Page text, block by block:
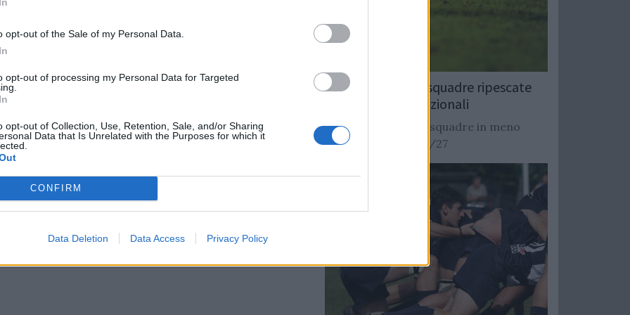
opt-out of the Sale of my Personal Data.
opt-out of processing my Personal Data for Targeted
opt-out of Collection, Use, Retention, Sale, and/or Sharing
Data that Is Unrelated with the Purposes for which it
CONFIRM
Data Deletion Data Access Privacy Policy
presenza. La prima l'ha fatta nella
contro gli Shizoka Blues Revs. L'ex
seconda linea e è stato sostituito al 40'
quindi per lui 99' giocati su 320'
Rugby: Record di squadre ripescate
nei campionati nazionali
Si stimano oltre 20 squadre in meno
dalla stagione 2026/27